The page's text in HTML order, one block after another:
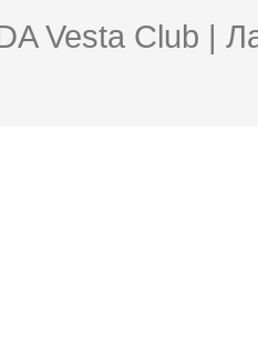
Vesta Club |